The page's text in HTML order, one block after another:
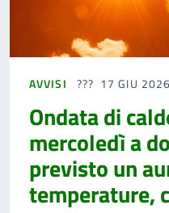
AVVISI 17 GIU 2026
Ondata di
mercoledì a
previsto un
temperature,